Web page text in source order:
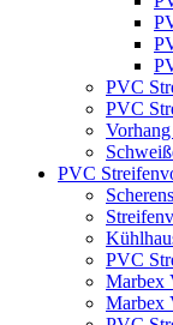
PVC
PVC
PVC
PVC
Marbex
Marbex